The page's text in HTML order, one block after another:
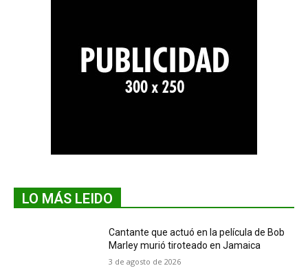
LO MÁS LEIDO
Cantante que actuó en la película de Bob
Marley murió tiroteado en Jamaica
3 de agosto de 2026